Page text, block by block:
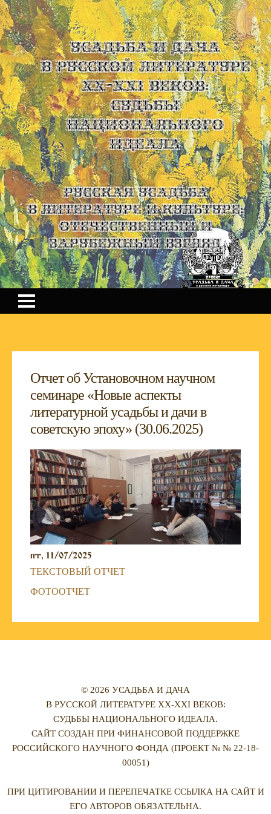
УСАДЬБА И ДАЧА
В РУССКОЙ ЛИТЕРАТУРЕ
XX-XXI ВЕКОВ:
СУДЬБЫ
НАЦИОНАЛЬНОГО
ИДЕАЛА
Русская усадьба
в литературе и культуре:
отечественный и
зарубежный взгляд
Отчет об Установочном научном
семинаре «Новые аспекты
литературной усадьбы и дачи в
советскую эпоху» (30.06.2025)
пт, 11/07/2025
ТЕКСТОВЫЙ ОТЧЕТ
ФОТООТЧЕТ
© 2026 УСАДЬБА И ДАЧА
В РУССКОЙ ЛИТЕРАТУРЕ XX-XXI ВЕКОВ:
СУДЬБЫ НАЦИОНАЛЬНОГО ИДЕАЛА.
САЙТ СОЗДАН ПРИ ФИНАНСОВОЙ ПОДДЕРЖКЕ
РОССИЙСКОГО НАУЧНОГО ФОНДА (ПРОЕКТ № № 22-18-
00051)
ПРИ ЦИТИРОВАНИИ И ПЕРЕПЕЧАТКЕ ССЫЛКА НА САЙТ И
ЕГО АВТОРОВ ОБЯЗАТЕЛЬНА.